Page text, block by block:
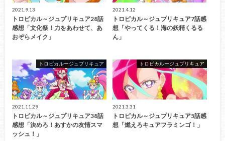
2021.9.13
トロピカル～ジュプリキュア28話
感想「文化祭！力をあわせて、あ
おぞらメイク」
2021.4.12
トロピカル～ジュプリキュア7話感
想「やってくる！海の妖精くるる
ん」
トロピカルージュプリキュア
2021.11.29
トロピカル～ジュプリキュア38話
感想「決めろ！あすかの友情スマ
ッシュ！」
トロピカルージュプリキュア
2021.3.31
トロピカル～ジュプリキュア5話感
想「燃えろキュアフラミンゴ！」